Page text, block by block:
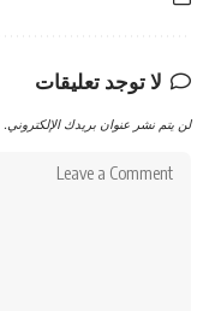
لا توجد تعليقات
لن يتم نشر عنوان بريدك الإلكتروني.